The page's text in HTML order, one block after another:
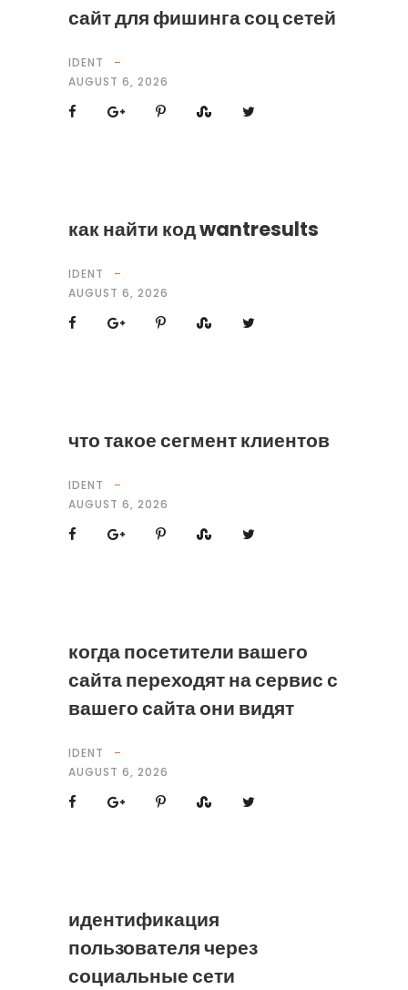
сайт для фишинга соц сетей
IDENT
AUGUST 6, 2026
как найти код wantresults
IDENT
AUGUST 6, 2026
что такое сегмент клиентов
IDENT
AUGUST 6, 2026
когда посетители вашего
сайта переходят на сервис с
вашего сайта они видят
IDENT
AUGUST 6, 2026
идентификация
пользователя через
социальные сети